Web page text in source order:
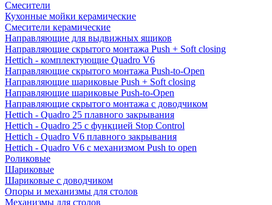
Смесители
Кухонные мойки керамические
Смесители керамические
Направляющие для выдвижных ящиков
Направляющие скрытого монтажа Push + Soft closing
Hettich - комплектующие Quadro V6
Направляющие скрытого монтажа Push-to-Open
Направляющие шариковые Push + Soft closing
Направляющие шариковые Push-to-Open
Направляющие скрытого монтажа с доводчиком
Hettich - Quadro 25 плавного закрывания
Hettich - Quadro 25 с функцией Stop Control
Hettich - Quadro V6 плавного закрывания
Hettich - Quadro V6 с механизмом Push to open
Роликовые
Шариковые
Шариковые с доводчиком
Опоры и механизмы для столов
Механизмы для столов